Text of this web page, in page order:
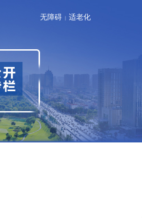
无障碍| 适老化